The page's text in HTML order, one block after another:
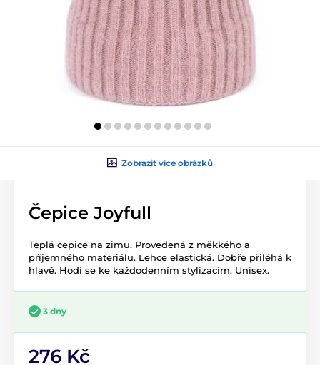
Zobrazit více obrázků
Čepice Joyfull
Teplá čepice na zimu. Provedená z měkkého a
příjemného materiálu. Lehce elastická. Dobře přiléhá k
hlavě. Hodí se ke každodenním stylizacím. Unisex.
3 dny
276 Kč